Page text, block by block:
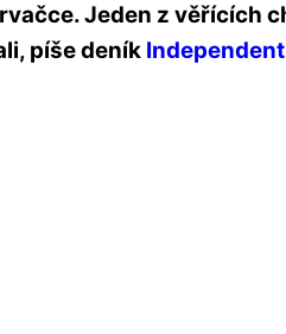
Jeden z věřících
píše deník Independent